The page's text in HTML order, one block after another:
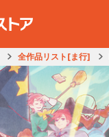
全作品リスト[ま行]